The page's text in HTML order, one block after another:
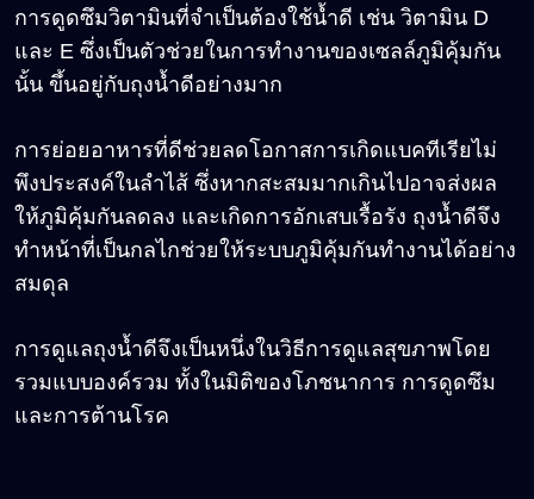
การดูดซึมวิตามินที่จำเป็นต้องใช้น้ำดี เช่น วิตามิน D
และ E ซึ่งเป็นตัวช่วยในการทำงานของเซลล์ภูมิคุ้มกัน
นั้น ขึ้นอยู่กับถุงน้ำดีอย่างมาก
การย่อยอาหารที่ดีช่วยลดโอกาสการเกิดแบคทีเรียไม่
พึงประสงค์ในลำไส้ ซึ่งหากสะสมมากเกินไปอาจส่งผล
ให้ภูมิคุ้มกันลดลง และเกิดการอักเสบเรื้อรัง ถุงน้ำดีจึง
ทำหน้าที่เป็นกลไกช่วยให้ระบบภูมิคุ้มกันทำงานได้อย่าง
สมดุล
การดูแลถุงน้ำดีจึงเป็นหนึ่งในวิธีการดูแลสุขภาพโดย
รวมแบบองค์รวม ทั้งในมิติของโภชนาการ การดูดซึม
และการต้านโรค